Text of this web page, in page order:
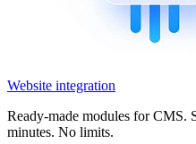
Website integration
Ready-made modules for CMS.
minutes. No limits.